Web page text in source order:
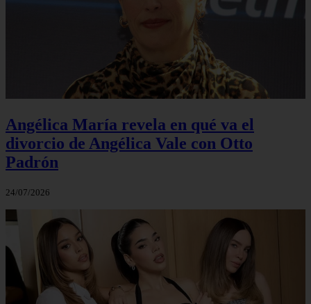
Angélica María revela en qué va el
divorcio de Angélica Vale con Otto
Padrón
24/07/2026